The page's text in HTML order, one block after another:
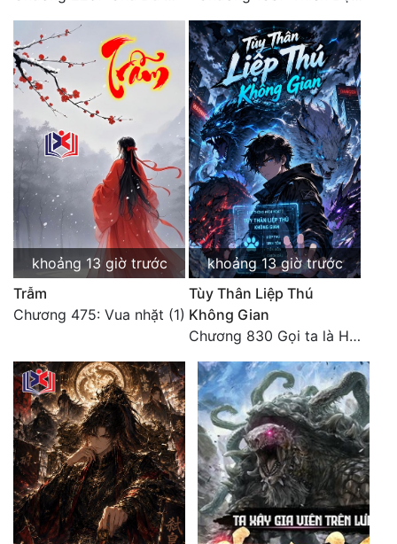
Xuyên Thư
Điền Văn
Đô Thị
Đông Phương
Đông Phương Huyền Huyễn
Đồng Nhân
Cẩu Đạo Trường Sinh
Ngự Thú
Truyện Nữ
Vô Địch Lưu
Xây Dựng Thế Lực
Đam Mỹ
Đẹp
khoảng 13 giờ trước
Trẫm
Chương 475: Vua nhặt (1)
khoảng 13 giờ trước
Tùy Thân Liệp Thú
Không Gian
Chương 830 Gọi ta là Hòa Sa